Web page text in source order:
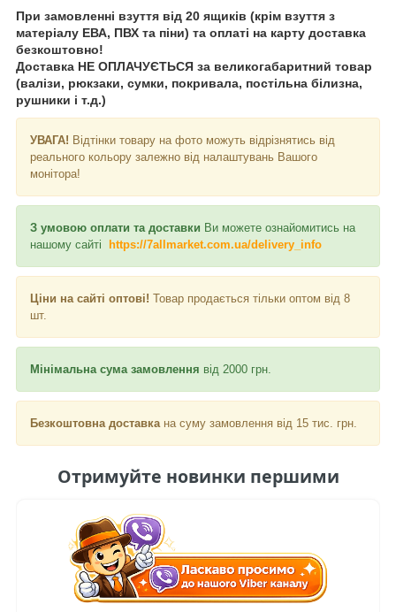
При замовленні взуття від 20 ящиків (крім взуття з
матеріалу ЕВА, ПВХ та піни) та оплаті на карту доставка
безкоштовно!
Доставка НЕ ​​ОПЛАЧУЄТЬСЯ за великогабаритний товар
(валізи, рюкзаки, сумки, покривала, постільна білизна,
рушники і т.д.)
УВАГА! Відтінки товару на фото можуть відрізнятись від
реального кольору залежно від налаштувань Вашого
монітора!
З умовою оплати та доставки Ви можете ознайомитись на
нашому сайті
https://7allmarket.com.ua/delivery_info
Ціни на сайті оптові! Товар продається тільки оптом від 8
шт.
Мінімальна сума замовлення від 2000 грн.
Безкоштовна доставка на суму замовлення від 15 тис. грн.
Отримуйте новинки першими